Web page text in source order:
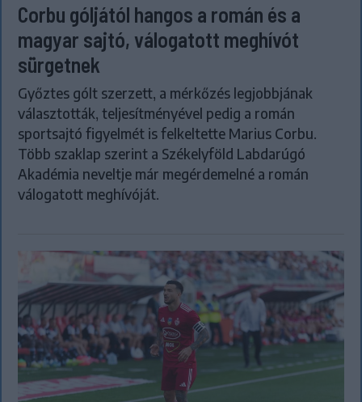
Corbu góljától hangos a román és a
magyar sajtó, válogatott meghívót
sürgetnek
Győztes gólt szerzett, a mérkőzés legjobbjának
választották, teljesítményével pedig a román
sportsajtó figyelmét is felkeltette Marius Corbu.
Több szaklap szerint a Székelyföld Labdarúgó
Akadémia neveltje már megérdemelné a román
válogatott meghívóját.